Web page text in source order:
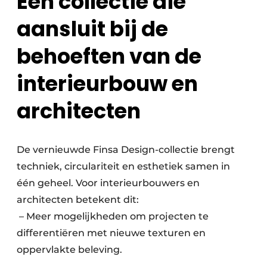
aansluit bij de
behoeften van de
interieurbouw en
architecten
De vernieuwde Finsa Design-collectie brengt
techniek, circulariteit en esthetiek samen in
één geheel. Voor interieurbouwers en
architecten betekent dit:
– Meer mogelijkheden om projecten te
differentiëren met nieuwe texturen en
oppervlakte beleving.